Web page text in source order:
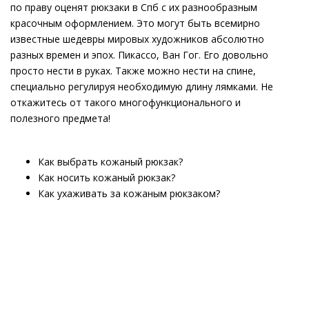
по праву оценят рюкзаки в Спб с их разнообразным
красочным оформлением. Это могут быть всемирно
известные шедевры мировых художников абсолютно
разных времен и эпох. Пикассо, Ван Гог. Его довольно
просто нести в руках. Также можно нести на спине,
специально регулируя необходимую длину лямками. Не
откажитесь от такого многофункционального и
полезного предмета!
Как выбрать кожаный рюкзак?
Как носить кожаный рюкзак?
Как ухаживать за кожаным рюкзаком?